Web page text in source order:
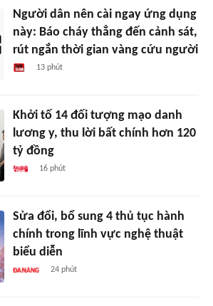
Người dân nên cài ngay ứng dụng
này: Báo cháy thẳng đến cảnh sát,
rút ngắn thời gian vàng cứu người
13 phút
Khởi tố 14 đối tượng mạo danh
lương y, thu lời bất chính hơn 120
tỷ đồng
16 phút
Sửa đổi, bổ sung 4 thủ tục hành
chính trong lĩnh vực nghệ thuật
biểu diễn
24 phút